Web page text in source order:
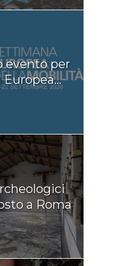
evento per
a Roma